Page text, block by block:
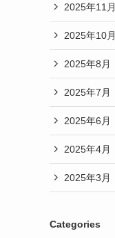
2025年11月
2025年10月
2025年8月
2025年7月
2025年6月
2025年4月
2025年3月
Categories